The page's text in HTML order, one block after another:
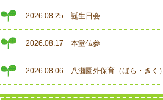
2026.08.25 誕生日会
2026.08.17 本堂仏参
2026.08.06 八瀬園外保育（ばら・きく）